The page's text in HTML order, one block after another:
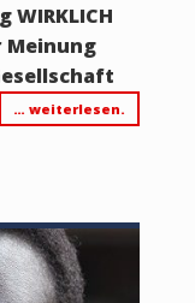
Meinung
… weiterlesen.